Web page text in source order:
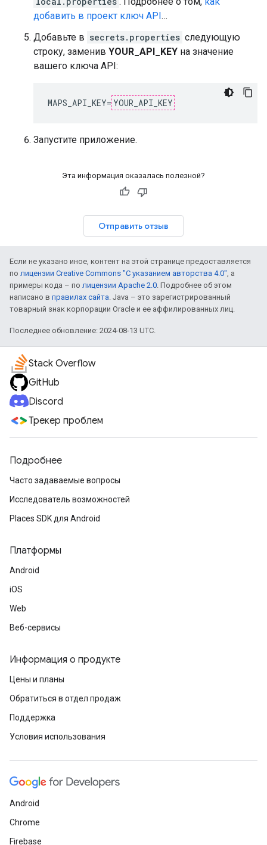
добавить в проект ключ API …
Добавьте в secrets.properties следующую
строку, заменив YOUR_API_KEY на значение
вашего ключа API:
MAPS_API_KEY= YOUR_API_KEY
Запустите приложение.
Эта информация оказалась полезной?
Отправить отзыв
Если не указано иное, контент на этой странице предоставляется
по лицензии Creative Commons "С указанием авторства 4.0", а
примеры кода – по лицензии Apache 2.0. Подробнее об этом
написано в правилах сайта. Java – это зарегистрированный
товарный знак корпорации Oracle и ее аффилированных лиц.
Последнее обновление: 2024-08-13 UTC.
Stack Overflow
GitHub
Discord
Трекер проблем
Подробнее
Часто задаваемые вопросы
Исследователь возможностей
Places SDK для Android
Платформы
Android
iOS
Web
Веб-сервисы
Информация о продукте
Цены и планы
Обратиться в отдел продаж
Поддержка
Условия использования
Android
Chrome
Firebase